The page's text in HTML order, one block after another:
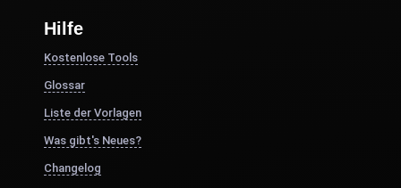
Hilfe
Kostenlose Tools
Glossar
Liste der Vorlagen
Was gibt's Neues?
Changelog